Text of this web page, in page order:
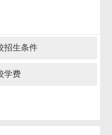
招生条件
学费